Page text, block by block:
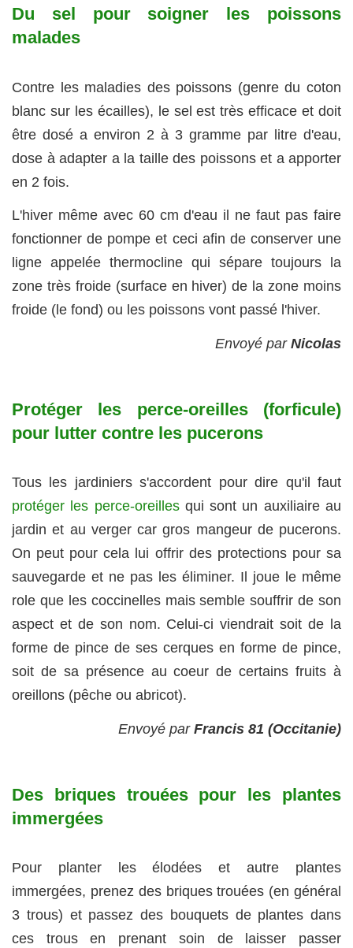
Du sel pour soigner les poissons
malades
Contre les maladies des poissons (genre du coton
blanc sur les écailles), le sel est très efficace et doit
être dosé a environ 2 à 3 gramme par litre d'eau,
dose à adapter a la taille des poissons et a apporter
en 2 fois.
L'hiver même avec 60 cm d'eau il ne faut pas faire
fonctionner de pompe et ceci afin de conserver une
ligne appelée thermocline qui sépare toujours la
zone très froide (surface en hiver) de la zone moins
froide (le fond) ou les poissons vont passé l'hiver.
Envoyé par Nicolas
Protéger les perce-oreilles (forficule)
pour lutter contre les pucerons
Tous les jardiniers s'accordent pour dire qu'il faut
protéger les perce-oreillesqui sont un auxiliaire au
jardin et au verger car gros mangeur de pucerons.
On peut pour cela lui offrir des protections pour sa
sauvegarde et ne pas les éliminer. Il joue le même
role que les coccinelles mais semble souffrir de son
aspect et de son nom. Celui-ci viendrait soit de la
forme de pince de ses cerques en forme de pince,
soit de sa présence au coeur de certains fruits à
oreillons (pêche ou abricot).
Envoyé par Francis 81 (Occitanie)
Des briques trouées pour les plantes
immergées
Pour planter les élodées et autre plantes
immergées, prenez des briques trouées (en général
3 trous) et passez des bouquets de plantes dans
ces trous en prenant soin de laisser passer